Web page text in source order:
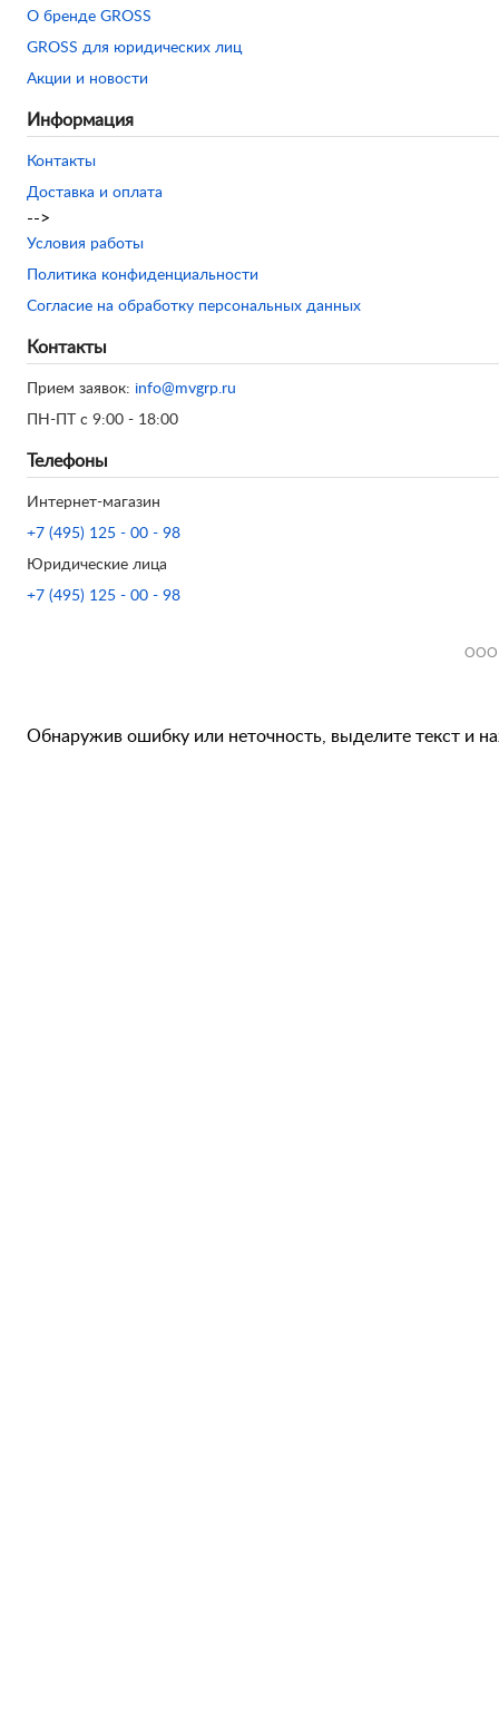
О бренде GROSS
GROSS для юридических лиц
Акции и новости
Информация
Контакты
Доставка и оплата
-->
Условия работы
Политика конфиденциальности
Согласие на обработку персональных данных
Контакты
Прием заявок: info@mvgrp.ru
ПН-ПТ с 9:00 - 18:00
Телефоны
Интернет-магазин
+7 (495) 125 - 00 - 98
Юридические лица
+7 (495) 125 - 00 - 98
ООО
Обнаружив ошибку или неточность, выделите текст и